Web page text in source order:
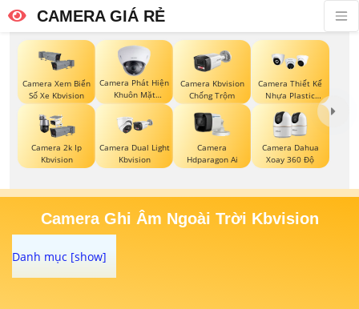
CAMERA GIÁ RẺ
Camera Xem Biển
Số Xe Kbvision
Camera Phát Hiện
Khuôn Mặt
Kbvision
Camera Kbvision
Chống Trộm
Camera Thiết Kế
Nhựa Plastic
Kbvision
Camera 2k Ip
Kbvision
Camera Dual Light
Kbvision
Camera
Hdparagon Ai
Camera Dahua
Xoay 360 Độ
Camera Ghi Âm Ngoài Trời Kbvision